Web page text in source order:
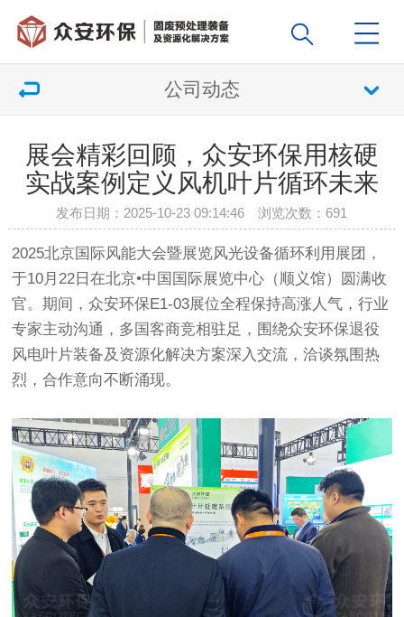
公司动态
展会精彩回顾，众安环保用核硬
实战案例定义风机叶片循环未来
发布日期：2025-10-23 09:14:46 浏览次数： 691
2025北京国际风能大会暨展览风光设备循环利用展团，
于10月22日在北京•中国国际展览中心（顺义馆）圆满收
官。期间，众安环保E1-03展位全程保持高涨人气，行业
专家主动沟通，多国客商竞相驻足，围绕众安环保退役
风电叶片装备及资源化解决方案深入交流，洽谈氛围热
烈，合作意向不断涌现。